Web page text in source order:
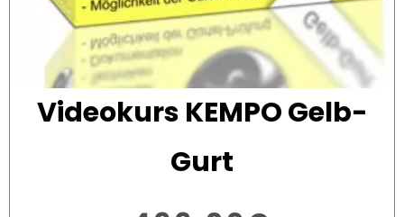
Videokurs KEMPO Gelb-
Gurt